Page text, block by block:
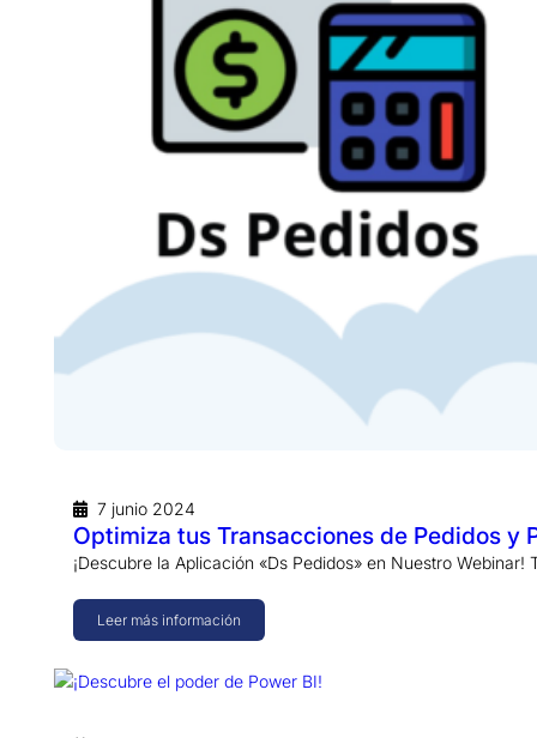
7 junio 2024
Optimiza tus Transacciones de Pedidos y
¡Descubre la Aplicación «Ds Pedidos» en Nuestro
Leer más información